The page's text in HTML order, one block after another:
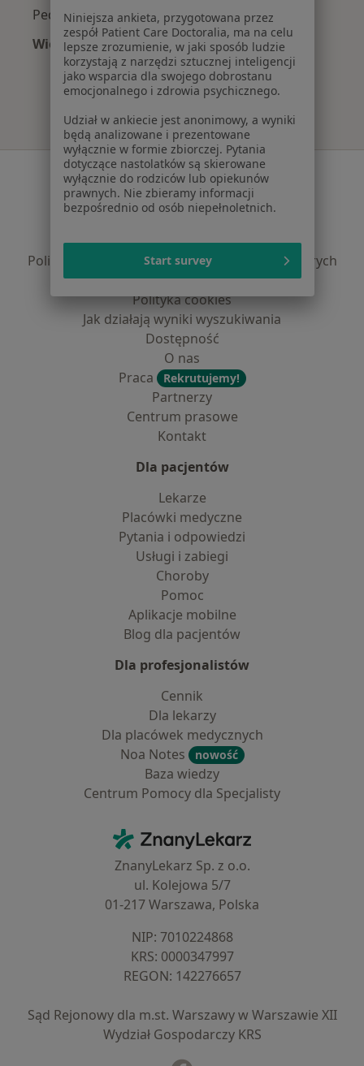
Pediatrzy z Compensa w Wrocławiu
Więcej (3)
Więcej w kategorii: Najpopularniejsze
Serwis
Regulamin
Polityka prywatności profesjonalistów
Polityka prywatności dla profesjonalistów, których
dane pozyskaliśmy samodzielnie
Polityka cookies
Jak działają wyniki wyszukiwania
Dostępność
O nas
Praca
Rekrutujemy!
Partnerzy
Centrum prasowe
Kontakt
Dla pacjentów
Lekarze
Placówki medyczne
Pytania i odpowiedzi
Usługi i zabiegi
Choroby
Pomoc
Aplikacje mobilne
Blog dla pacjentów
Dla profesjonalistów
Cennik
Dla lekarzy
Dla placówek medycznych
Noa Notes
nowość
Baza wiedzy
Centrum Pomocy dla Specjalisty
ZnanyLekarz - Strona główna
ZnanyLekarz Sp. z o.o.
ul. Kolejowa 5/7
01-217 Warszawa, Polska
NIP: ⁠7010224868
KRS: ⁠0000347997
REGON: ⁠142276657
Sąd Rejonowy dla m.st. Warszawy w Warszawie XII
Wydział Gospodarczy KRS
Niniejsza ankieta, przygotowana przez
zespół Patient Care Doctoralia, ma na celu
lepsze zrozumienie, w jaki sposób ludzie
korzystają z narzędzi sztucznej inteligencji
jako wsparcia dla swojego dobrostanu
emocjonalnego i zdrowia psychicznego.
Udział w ankiecie jest anonimowy, a wyniki
będą analizowane i prezentowane
wyłącznie w formie zbiorczej. Pytania
dotyczące nastolatków są skierowane
wyłącznie do rodziców lub opiekunów
prawnych. Nie zbieramy informacji
bezpośrednio od osób niepełnoletnich.
Start survey